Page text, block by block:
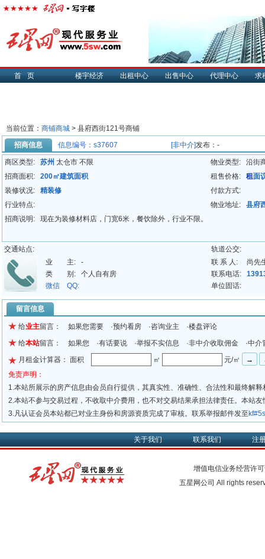
首页 楼宇经济 出租中心 出售中心 代理中心 求
当前位置： 商铺商城 > 县府西街121号商铺
招商信息
信息编号：s37607 [非中介]发布：-
商区类型: 苏州 太仓市 不限 物业类型:
沿街
招商面积:
200㎡建筑面积 租售价格: 租面
装修状况:
精装修
付款方式:
行业特点:
物业地址:
县府
招商说明:
现在为装修材料店，门宽6米，餐饮除外，行业不限。
交通站点:
轨道公交:
业 主:
- 联 系 人:
尚先
类 别:
个人自有房 联系电话:
微信 QQ:
单位固话:
留言信息
给业主留言： 如果您需要 ·预约看房 ·咨询业主 ·楼盘评论
给本站留言： 如果您 ·有话要说 ·举报不实信息 ·非中介收取佣金 ·中介
月租金计算器： 面积
㎡
元/㎡
免责声明：
1.本站所展示的房产信息由会员自行提供，其真实性、准确性、合法性和最终解
2.本站不参与交易过程，不收取中介费用，也不对交易结果承担法律责任。本站
3.凡认证会员本站都已对业主身份和房源资质完成了审核。联系举报邮件发至
关于我们 联系我们 注
增值电信业务经营许
五星网公司 All rights